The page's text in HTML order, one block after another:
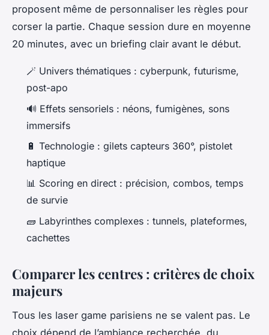
proposent même de personnaliser les règles pour
corser la partie. Chaque session dure en moyenne
20 minutes, avec un briefing clair avant le début.
🪄 Univers thématiques : cyberpunk, futurisme,
post-apo
🔊 Effets sensoriels : néons, fumigènes, sons
immersifs
🔋 Technologie : gilets capteurs 360°, pistolet
haptique
📊 Scoring en direct : précision, combos, temps
de survie
🧱 Labyrinthes complexes : tunnels, plateformes,
cachettes
Comparer les centres : critères de choix
majeurs
Tous les laser game parisiens ne se valent pas. Le
choix dépend de l’ambiance recherchée, du